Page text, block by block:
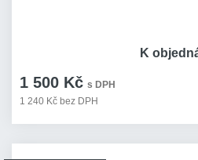
1 500 Kč s DPH
1 240 Kč bez DPH
K